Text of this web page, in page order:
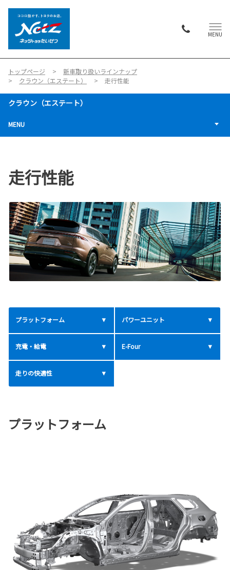
MENU
トップページ
新車取り扱いラインナップ
クラウン（エステート）
走行性能
クラウン（エステート）
MENU
走行性能
プラットフォーム パワーユニット
充電・給電 E-Four
走りの快適性
プラットフォーム